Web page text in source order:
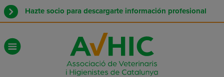
Hazte socio para descargarte información profesional